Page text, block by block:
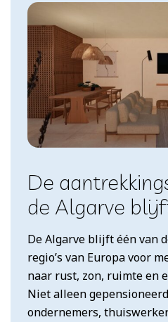
De
de Algarve
De Algarve blijft één van
regio’s van Europa voor
naar rust, zon, ruimte en
Niet alleen
ondernemers,